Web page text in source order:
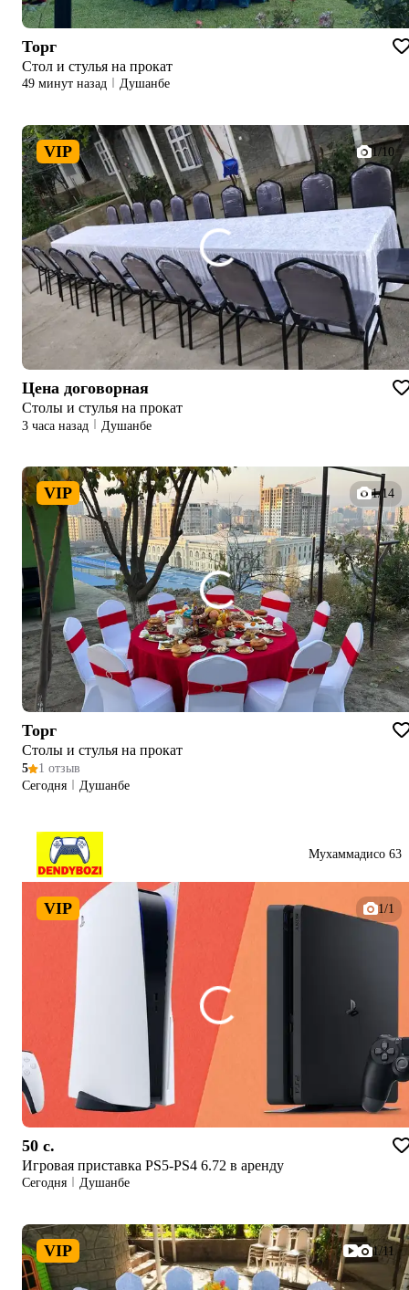
Торг
Стол и стулья на прокат
49 минут назад Душанбе
VIP 1/10
Цена договорная
Столы и стулья на прокат
3 часа назад Душанбе
VIP 1/14
Торг
Столы и стулья на прокат
5
1 отзыв
Сегодня
Душанбе
Мухаммадисо 63
VIP 1/1
50 c.
Игровая приставка PS5-PS4 6.72 в аренду
Сегодня Душанбе
VIP 1/11